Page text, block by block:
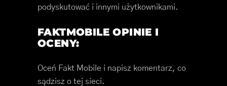
podyskutować i innymi użytkownikami.
FAKTMOBILE OPINIE I
OCENY:
Oceń Fakt Mobile i napisz komentarz, co
sądzisz o tej sieci.